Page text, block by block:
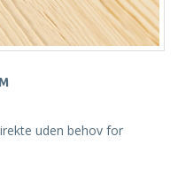
uden behov for